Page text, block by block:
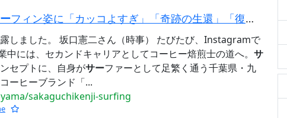
フィン姿に「カッコよすぎ」「奇跡の生還」「復活してめっち...
しました。 坂口憲二さん（時事） たびたび、Instagramで
中には、セカンドキャリアとしてコーヒー焙煎士の道へ。 サ
セプトに、自身がサーファーとして足繁く通う千葉県・九
ーヒーブランド「...
sakaguchikenji-surfing